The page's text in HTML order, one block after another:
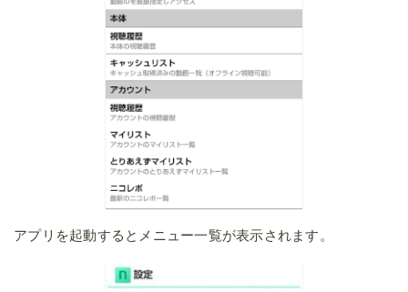
アプリを起動するとメニュー一覧が表示されます。